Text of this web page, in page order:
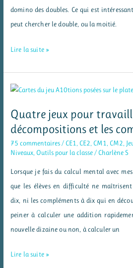
domino des doubles. Ce qui est
peut chercher le double, ou la moitié.
Les
doubles
Lire la suite »
Quatre jeux pour
décompositions et les
75 commentaires/ CE1, CE2, CM1, CM2,
Niveaux, Outils pour la classe/ Charlène S
Lorsque je fais du calcul mental avec
que les élèves en difficulté ne
dix, ni les compléments à dix qui en
peiner à calculer une addition
nouvelle dizaine ou non, à calculer un
Quatre
Lire la suite »